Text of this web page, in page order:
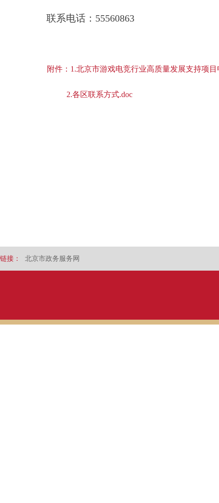
联系电话：55560863
附件：1.北京市游戏电竞行业高质量发展支持项
2.各区联系方式.doc
链接： 北京市政务服务网